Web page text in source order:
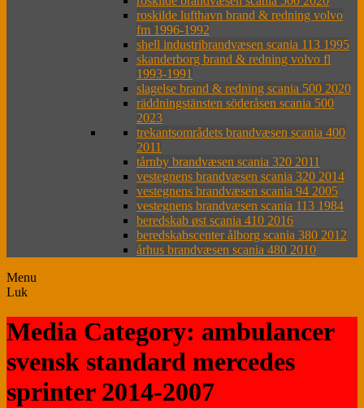
roskilde lufthavn brand & redning volvo
fm 1996-1992
shell industribrandvæsen scania 113 1995
skanderborg brand & redning volvo fl
1993-1991
slagelse brand & redning scania 500 2020
räddningstänsten söderåsen scania 500
2023
trekantsområdets brandvæsen scania 400
2011
tårnby brandvæsen scania 320 2011
vestegnens brandvæsen scania 320 2014
vestegnens brandvæsen scania 94 2005
vestegnens brandvæsen scania 113 1984
beredskab øst scania 410 2016
beredskabscenter ålborg scania 380 2012
århus brandvæsen scania 480 2010
Menu
Luk
Media Category: ambulancer
svensk standard mercedes
sprinter 2014-2007